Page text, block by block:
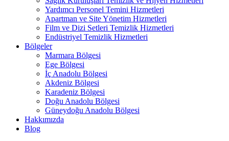
Yardımcı Personel Temini Hizmetleri
Apartman ve Site Yönetim Hizmetleri
Film ve Dizi Setleri Temizlik Hizmetleri
Endüstriyel Temizlik Hizmetleri
Bölgeler
Marmara Bölgesi
Ege Bölgesi
İç Anadolu Bölgesi
Akdeniz Bölgesi
Karadeniz Bölgesi
Doğu Anadolu Bölgesi
Güneydoğu Anadolu Bölgesi
Hakkımızda
Blog